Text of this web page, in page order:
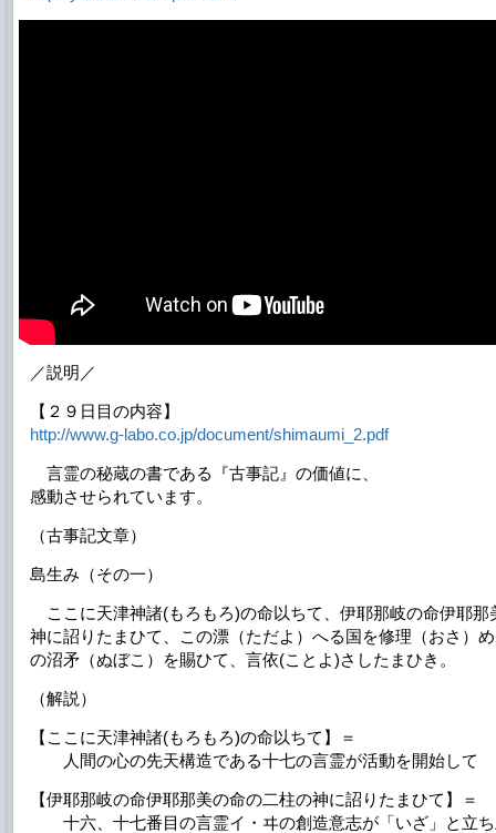
／説明／
【２９日目の内容】
http://www.g-labo.co.jp/document/shimaumi_2.pdf
言霊の秘蔵の書である『古事記』の価値に、
感動させられています。
（古事記文章）
島生み（その一）
ここに天津神諸(もろもろ)の命以ちて、伊耶那岐の命伊耶那
神に詔りたまひて、この漂（ただよ）へる国を修理（おさ）
の沼矛（ぬぼこ）を賜ひて、言依(ことよ)さしたまひき。
（解説）
【ここに天津神諸(もろもろ)の命以ちて】＝
人間の心の先天構造である十七の言霊が活動を開始して
【伊耶那岐の命伊耶那美の命の二柱の神に詔りたまひて】＝
十六、十七番目の言霊イ・ヰの創造意志が「いざ」と立ち